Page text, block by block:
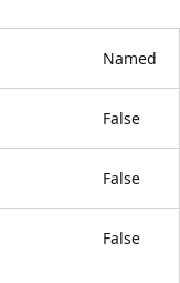
Named
False
False
False